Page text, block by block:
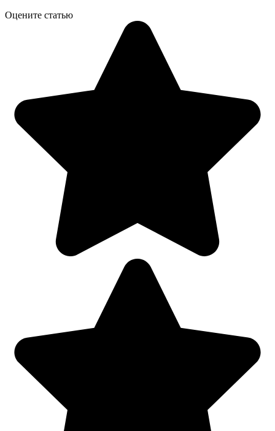
Оцените статью